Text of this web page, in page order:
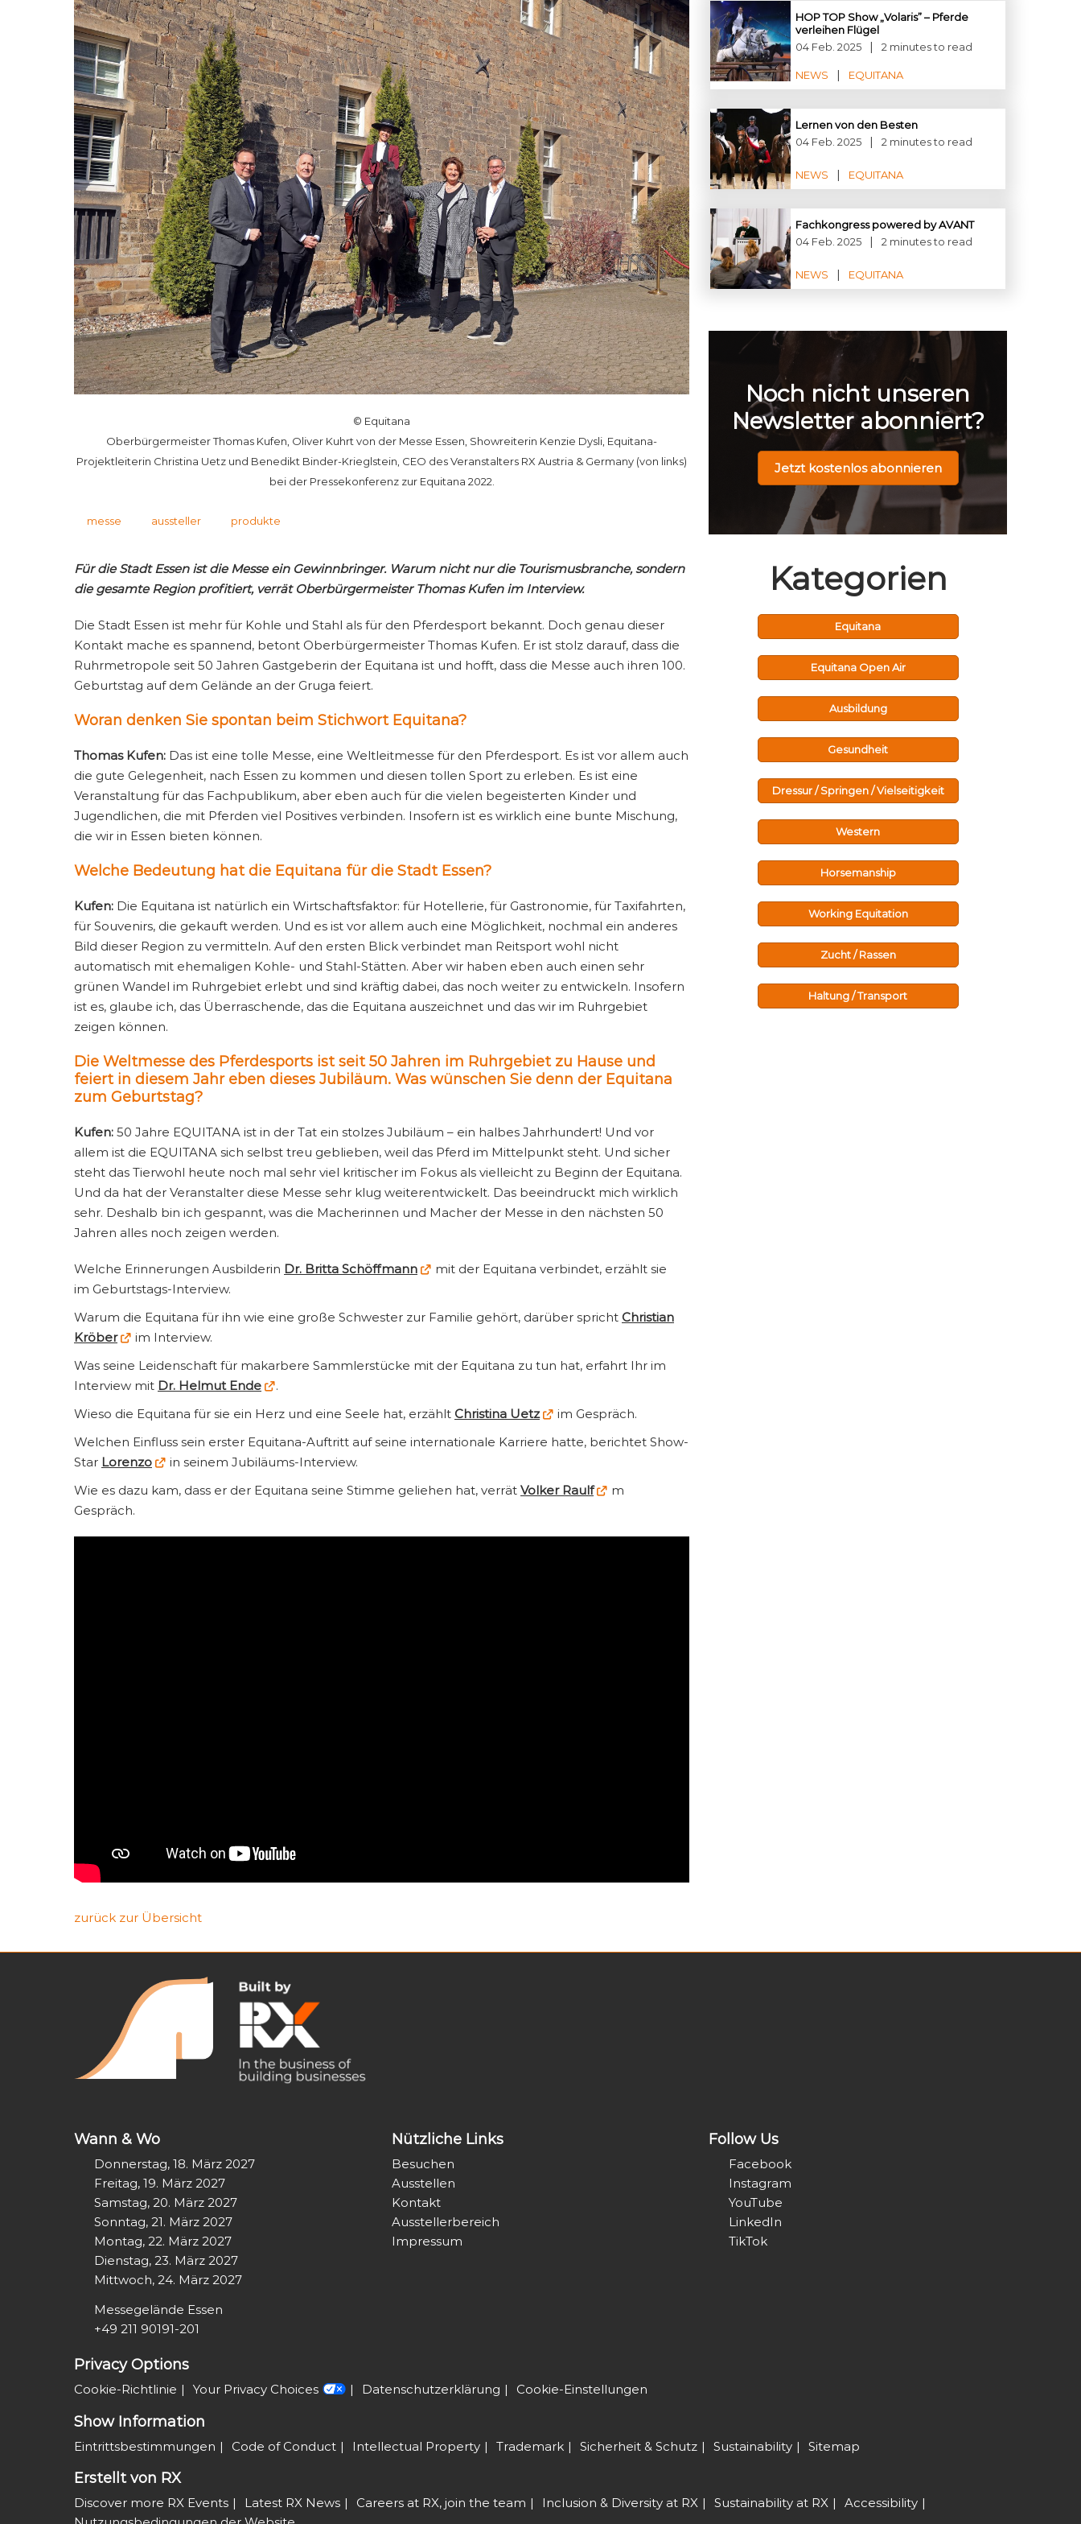
© Equitana
Oberbürgermeister Thomas Kufen, Oliver Kuhrt von der Messe Essen, Showreiterin Kenzie Dysli, Equitana-
Projektleiterin Christina Uetz und Benedikt Binder-Krieglstein, CEO des Veranstalters RX Austria & Germany (von links)
bei der Pressekonferenz zur Equitana 2022.
messe aussteller produkte
Für die Stadt Essen ist die Messe ein Gewinnbringer. Warum nicht nur die Tourismusbranche, sondern
die gesamte Region profitiert, verrät Oberbürgermeister Thomas Kufen im Interview.
Die Stadt Essen ist mehr für Kohle und Stahl als für den Pferdesport bekannt. Doch genau dieser
Kontakt mache es spannend, betont Oberbürgermeister Thomas Kufen. Er ist stolz darauf, dass die
Ruhrmetropole seit 50 Jahren Gastgeberin der Equitana ist und hofft, dass die Messe auch ihren 100.
Geburtstag auf dem Gelände an der Gruga feiert.
Woran denken Sie spontan beim Stichwort Equitana?
Thomas Kufen: Das ist eine tolle Messe, eine Weltleitmesse für den Pferdesport. Es ist vor allem auch
die gute Gelegenheit, nach Essen zu kommen und diesen tollen Sport zu erleben. Es ist eine
Veranstaltung für das Fachpublikum, aber eben auch für die vielen begeisterten Kinder und
Jugendlichen, die mit Pferden viel Positives verbinden. Insofern ist es wirklich eine bunte Mischung,
die wir in Essen bieten können.
Welche Bedeutung hat die Equitana für die Stadt Essen?
Kufen: Die Equitana ist natürlich ein Wirtschaftsfaktor: für Hotellerie, für Gastronomie, für Taxifahrten,
für Souvenirs, die gekauft werden. Und es ist vor allem auch eine Möglichkeit, nochmal ein anderes
Bild dieser Region zu vermitteln. Auf den ersten Blick verbindet man Reitsport wohl nicht
automatisch mit ehemaligen Kohle- und Stahl-Stätten. Aber wir haben eben auch einen sehr
grünen Wandel im Ruhrgebiet erlebt und sind kräftig dabei, das noch weiter zu entwickeln. Insofern
ist es, glaube ich, das Überraschende, das die Equitana auszeichnet und das wir im Ruhrgebiet
zeigen können.
Die Weltmesse des Pferdesports ist seit 50 Jahren im Ruhrgebiet zu Hause und
feiert in diesem Jahr eben dieses Jubiläum. Was wünschen Sie denn der Equitana
zum Geburtstag?
Kufen: 50 Jahre EQUITANA ist in der Tat ein stolzes Jubiläum – ein halbes Jahrhundert! Und vor
allem ist die EQUITANA sich selbst treu geblieben, weil das Pferd im Mittelpunkt steht. Und sicher
steht das Tierwohl heute noch mal sehr viel kritischer im Fokus als vielleicht zu Beginn der Equitana.
Und da hat der Veranstalter diese Messe sehr klug weiterentwickelt. Das beeindruckt mich wirklich
sehr. Deshalb bin ich gespannt, was die Macherinnen und Macher der Messe in den nächsten 50
Jahren alles noch zeigen werden.
Welche Erinnerungen Ausbilderin Dr. Britta Schöffmann
mit der Equitana verbindet, erzählt sie
im Geburtstags-Interview.
Warum die Equitana für ihn wie eine große Schwester zur Familie gehört, darüber spricht Christian
Kröber
im Interview.
Was seine Leidenschaft für makarbere Sammlerstücke mit der Equitana zu tun hat, erfahrt Ihr im
Interview mit Dr. Helmut Ende
.
Wieso die Equitana für sie ein Herz und eine Seele hat, erzählt Christina Uetz
im Gespräch.
Welchen Einfluss sein erster Equitana-Auftritt auf seine internationale Karriere hatte, berichtet Show-
Star Lorenzo
in seinem Jubiläums-Interview.
Wie es dazu kam, dass er der Equitana seine Stimme geliehen hat, verrät Volker Raulf
m
Gespräch.
HOP TOP Show „Volaris” – Pferde
verleihen Flügel
04 Feb. 2025
2 minutes to read
NEWS EQUITANA
Lernen von den Besten
04 Feb. 2025
2 minutes to read
NEWS EQUITANA
Fachkongress powered by AVANT
04 Feb. 2025
2 minutes to read
NEWS EQUITANA
Noch nicht unseren
Newsletter abonniert?
Jetzt kostenlos abonnieren
Kategorien
Equitana
Equitana Open Air
Ausbildung
Gesundheit
Dressur / Springen / Vielseitigkeit
Western
Horsemanship
Working Equitation
Zucht / Rassen
Haltung / Transport
zurück zur Übersicht
Wann & Wo
Donnerstag, 18. März 2027
Freitag, 19. März 2027
Samstag, 20. März 2027
Sonntag, 21. März 2027
Montag, 22. März 2027
Dienstag, 23. März 2027
Mittwoch, 24. März 2027
Messegelände Essen
+49 211 90191-201
Nützliche Links
Besuchen
Ausstellen
Kontakt
Ausstellerbereich
Impressum
Follow Us
Facebook
Instagram
YouTube
LinkedIn
TikTok
Privacy Options
Cookie-Richtlinie Your Privacy Choices Datenschutzerklärung Cookie-Einstellungen
Show Information
Eintrittsbestimmungen Code of Conduct Intellectual Property Trademark Sicherheit & Schutz Sustainability Sitemap
Erstellt von RX
Discover more RX Events Latest RX News Careers at RX, join the team Inclusion & Diversity at RX Sustainability at RX
Accessibility